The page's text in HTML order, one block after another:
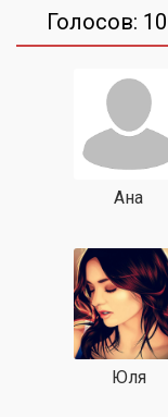
Голосов: 10
Ана
Юля